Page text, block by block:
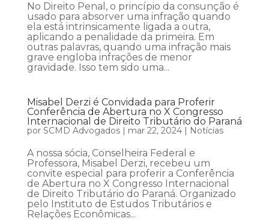
No Direito Penal, o princípio da consunção é
usado para absorver uma infração quando
ela está intrinsicamente ligada a outra,
aplicando a penalidade da primeira. Em
outras palavras, quando uma infração mais
grave engloba infrações de menor
gravidade. Isso tem sido uma...
Misabel Derzi é Convidada para Proferir
Conferência de Abertura no X Congresso
Internacional de Direito Tributário do Paraná
por SCMD Advogados| mar 22, 2024| Notícias
A nossa sócia, Conselheira Federal e
Professora, Misabel Derzi, recebeu um
convite especial para proferir a Conferência
de Abertura no X Congresso Internacional
de Direito Tributário do Paraná. Organizado
pelo Instituto de Estudos Tributários e
Relações Econômicas...